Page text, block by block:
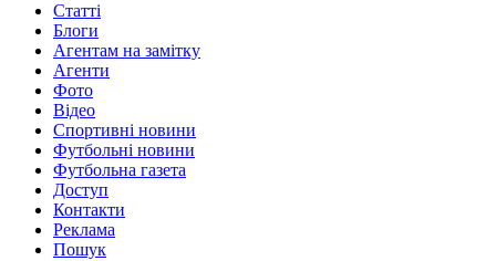
Статті
Блоги
Агентам на замітку
Агенти
Фото
Відео
Спортивні новини
Футбольні новини
Футбольна газета
Доступ
Контакти
Реклама
Пошук